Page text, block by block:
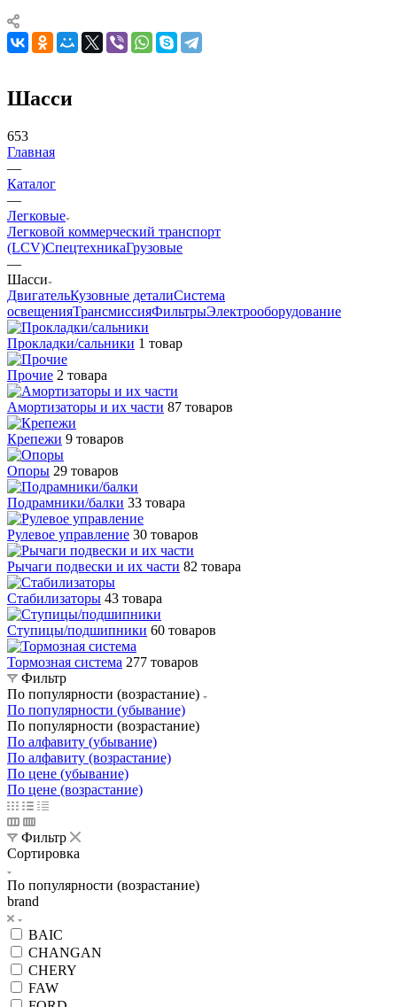
Шасси
653
Главная
—
Каталог
—
Легковые
Легковой коммерческий транспорт
(LCV)СпецтехникаГрузовые
—
Шасси
ДвигательКузовные деталиСистема
освещенияТрансмиссияФильтрыЭлектрооборудование
Прокладки/сальники 1 товар
Прочие 2 товара
Амортизаторы и их части 87 товаров
Крепежи 9 товаров
Опоры 29 товаров
Подрамники/балки 33 товара
Рулевое управление 30 товаров
Рычаги подвески и их части 82 товара
Стабилизаторы 43 товара
Ступицы/подшипники 60 товаров
Тормозная система 277 товаров
Фильтр
По популярности (возрастание)
По популярности (убывание)
По популярности (возрастание)
По алфавиту (убывание)
По алфавиту (возрастание)
По цене (убывание)
По цене (возрастание)
Фильтр
Сортировка
По популярности (возрастание)
brand
BAIC
CHANGAN
CHERY
FAW